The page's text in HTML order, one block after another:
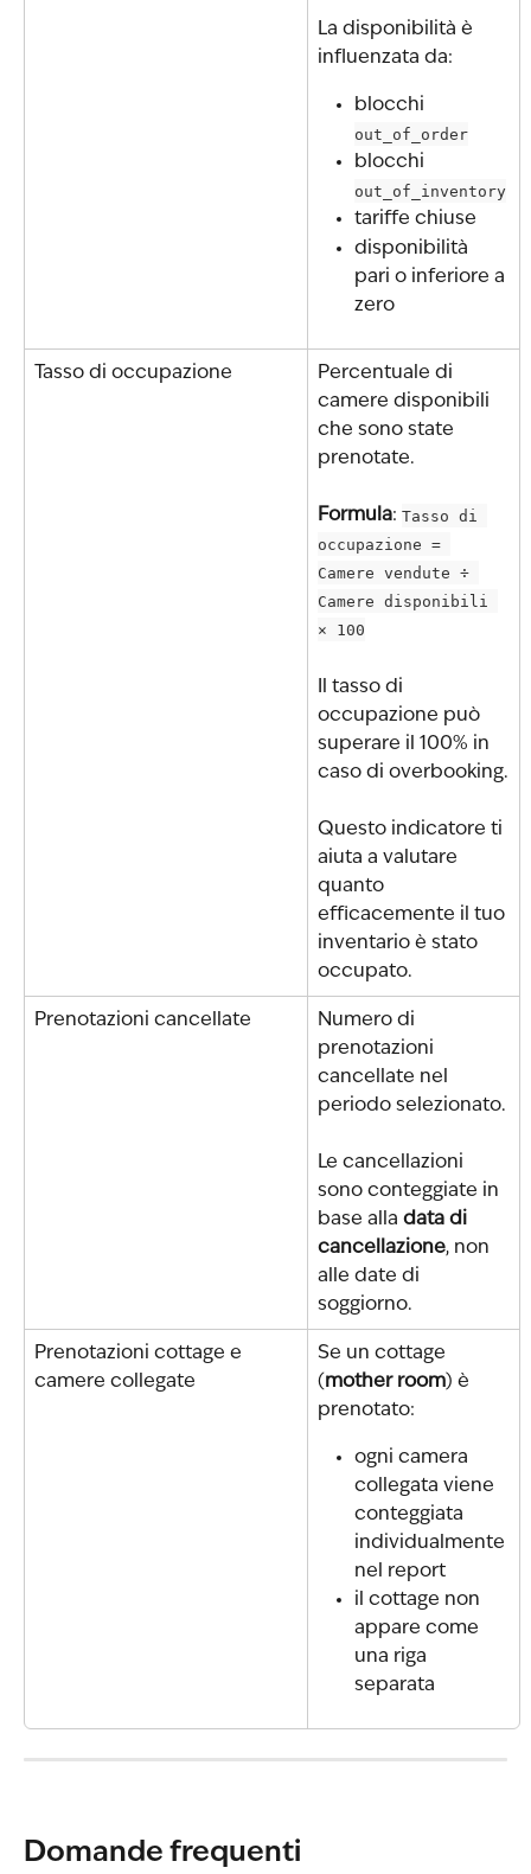
La disponibilità è
influenzata da:
blocchi
out_of_order
blocchi
out_of_inventory
tariffe chiuse
disponibilità
pari o inferiore a
zero
Tasso di occupazione
Percentuale di
camere disponibili
che sono state
prenotate.
Formula: Tasso di
occupazione =
Camere vendute ÷
Camere disponibili
× 100
Il tasso di
occupazione può
superare il 100% in
caso di overbooking.
Questo indicatore ti
aiuta a valutare
quanto
efficacemente il tuo
inventario è stato
occupato.
Prenotazioni cancellate
Numero di
prenotazioni
cancellate nel
periodo selezionato.
Le cancellazioni
sono conteggiate in
base alla data di
cancellazione, non
alle date di
soggiorno.
Prenotazioni cottage e
camere collegate
Se un cottage
(mother room) è
prenotato:
ogni camera
collegata viene
conteggiata
individualmente
nel report
il cottage non
appare come
una riga
separata
Domande frequenti